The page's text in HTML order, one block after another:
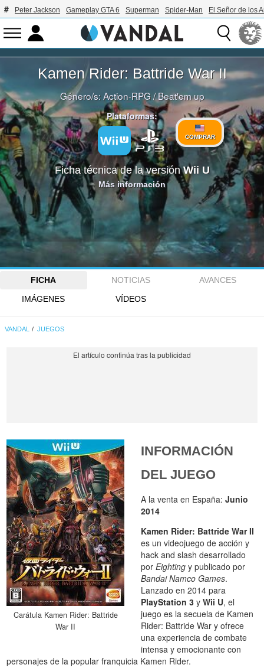
Peter Jackson Gameplay GTA 6 Superman Spider-Man El Señor de los
Kamen Rider: Battride War II
Género/s:Action-RPG/Beat'em up
Plataformas:
COMPRAR
Ficha técnica de la versiónWii U
Más información
FICHA NOTICIAS
AVANCES
IMÁGENES
VÍDEOS
VANDAL JUEGOS
Carátula Kamen Rider: Battride
War II
INFORMACIÓN
DEL JUEGO
A la venta en España:Junio
2014
Kamen Rider: Battride War II
es un videojuego de acción y
hack and slash desarrollado
porEighting y publicado por
Bandai Namco Games.
Lanzado en 2014 para
PlayStation 3 yWii U, el
juego es la secuela de Kamen
Rider: Battride War y ofrece
una experiencia de combate
intensa y emocionante con
personajes de la popular franquicia Kamen Rider.